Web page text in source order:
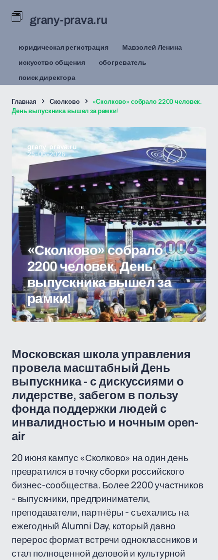
grany-prava.ru
юридическая регистрация
Мавзолей Ленина
искусство общения
обогреватель
поиск директора
Главная Сколково
«Сколково» собрало 2200 человек.
День выпускника вышел за рамки!
grany-prava.ru
25-06-2026
«Сколково» собрало
2200 человек. День
выпускника вышел за
рамки!
Московская школа управления
провела масштабный День
выпускника - с дискуссиями о
лидерстве, забегом в пользу
фонда поддержки людей с
инвалидностью и ночным open-
air
20 июня кампус «Сколково» на один день
превратился в точку сборки российского
бизнес-сообщества. Более 2200 участников
- выпускники, предприниматели,
преподаватели, партнёры - съехались на
ежегодный Alumni Day, который давно
перерос формат встречи одноклассников и
стал полноценной деловой и культурной